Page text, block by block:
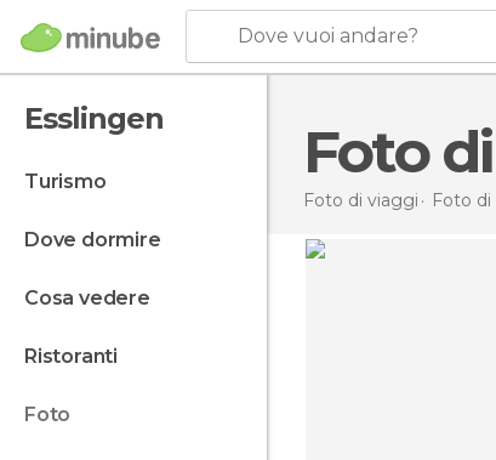
Dove vuoi andare?
Esslingen
turismo
dove dormire
cosa vedere
ristoranti
foto
Foto
Foto di viaggi Foto di